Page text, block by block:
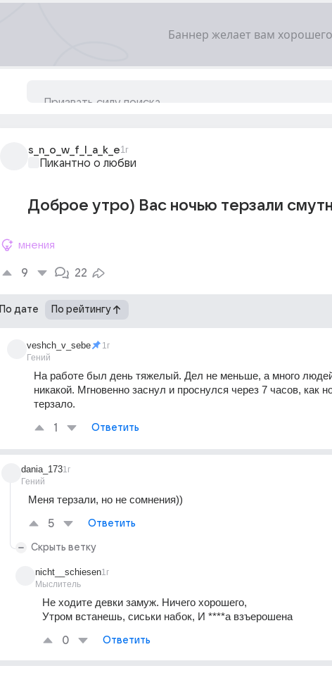
s_n_o_w_f_l_a_k_e1г
Пикантно о любви
Доброе утро) Вас ночью терзали
мнения
9 22
По дате По рейтингу
veshch_v_sebe
Гений
1г
На работе был день тяжелый. Дел не меньше, а много
никакой. Мгновенно заснул и проснулся через 7 часов, как
терзало.
1 Ответить
dania_173
Гений
1г
Меня терзали, но не сомнения))
5 Ответить
Скрыть ветку
nicht__schiesen
Мыслитель
1г
Не ходите девки замуж. Ничего хорошего,
Утром встанешь, сиськи набок, И ****а взъерошена
0 Ответить